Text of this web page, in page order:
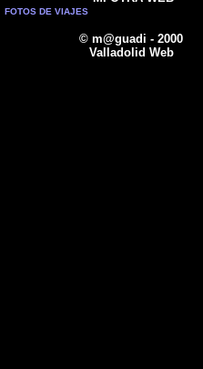
FOTOS DE VIAJES
© m@guadi - 2000
Valladolid Web